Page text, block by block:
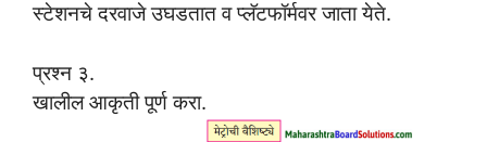
स्टेशनचे दरवाजे उघडतात व प्लॅटफॉर्मवर जाता येते.
प्रश्न ३.
खालील आकृती पूर्ण करा.